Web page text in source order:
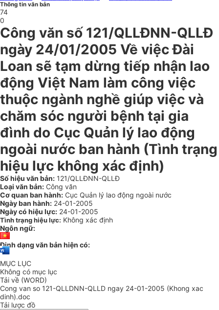
Thông tin văn bản
74
0
Công văn số 121/QLLĐNN-QLLĐ
ngày 24/01/2005 Về việc Đài
Loan sẽ tạm dừng tiếp nhận lao
động Việt Nam làm công việc
thuộc ngành nghề giúp việc và
chăm sóc người bệnh tại gia
đình do Cục Quản lý lao động
ngoài nước ban hành (Tình trạng
hiệu lực không xác định)
Số hiệu văn bản: 121/QLLĐNN-QLLĐ
Loại văn bản: Công văn
Cơ quan ban hành: Cục Quản lý lao động ngoài nước
Ngày ban hành: 24-01-2005
Ngày có hiệu lực: 24-01-2005
Tình trạng hiệu lực: Không xác định
Ngôn ngữ:
Định dạng văn bản hiện có:
MỤC LỤC
Không có mục lục
Tải về (WORD)
Cong van so 121-QLLDNN-QLLD ngay 24-01-2005 (Khong xac
dinh).doc
Tải lược đồ